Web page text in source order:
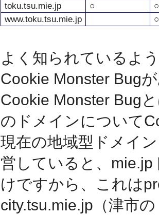
toku.tsu.mie.jp
○
○
www.toku.tsu.mie.jp
○
よく知られているよ
Cookie Monster Bug
Cookie Monster Bug
のドメインについて
現在の地域型ドメイ
営していると、
けですから、これは
city.tsu.mie.jp（津市